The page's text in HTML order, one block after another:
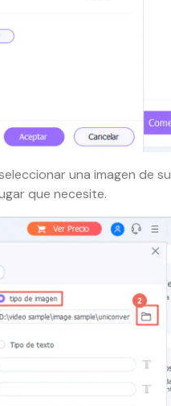
una imagen de su
que necesite.